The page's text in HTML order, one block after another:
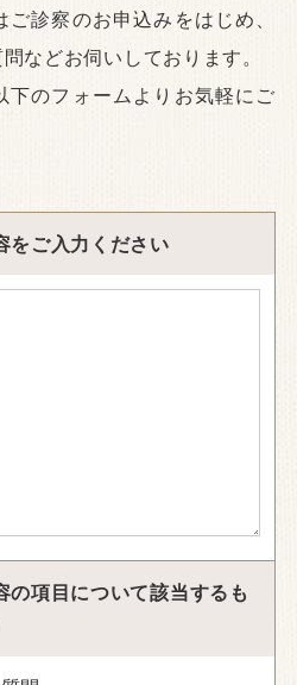
診察のお申込みをはじめ、
などお伺いしております。
下のフォームよりお気軽にご
をご入力ください
の項目について該当するも